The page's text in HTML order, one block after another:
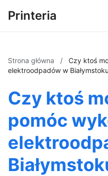
Printeria
Strona główna /
Czy ktoś
elektroodpadów w
Czy ktoś
pomóc